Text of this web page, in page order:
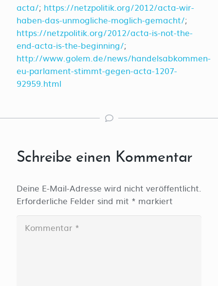
acta/; https://netzpolitik.org/2012/acta-wir-
haben-das-unmogliche-moglich-gemacht/;
https://netzpolitik.org/2012/acta-is-not-the-
end-acta-is-the-beginning/;
http://www.golem.de/news/handelsabkommen-
eu-parlament-stimmt-gegen-acta-1207-
92959.html
Schreibe einen Kommentar
Deine E-Mail-Adresse wird nicht veröffentlicht.
Erforderliche Felder sind mit * markiert